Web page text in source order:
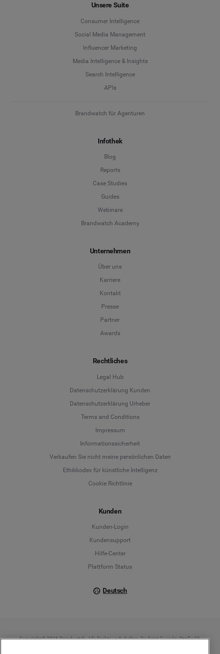
Unsere Suite
Consumer Intelligence
Social Media Management
Influencer Marketing
Media Intelligence & Insights
Search Intelligence
APIs
Brandwatch für Agenturen
Infothek
Blog
Reports
Case Studies
Guides
Webinare
Brandwatch Academy
Unternehmen
Über uns
Karriere
Kontakt
Presse
Partner
Awards
Rechtliches
Legal Hub
Datenschutzerklärung Kunden
Datenschutzerklärung Urheber
Terms and Conditions
Impressum
Informationssicherheit
Verkaufen Sie nicht meine persönlichen Daten
Ethikkodex für künstliche Intelligenz
Cookie Richtlinie
Kunden
Kunden-Login
Kundensupport
Hilfe-Center
Plattform Status
Deutsch
Deutsch
English
Copyright © 2026 Brandwatch. Alle Rechte vorbehalten. De-Saint-Exupéry-Straße 10,